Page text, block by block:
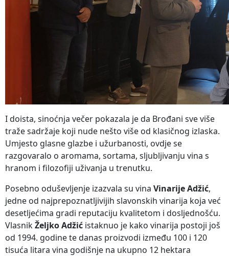
I doista, sinoćnja večer pokazala je da Brođani sve više
traže sadržaje koji nude nešto više od klasičnog izlaska.
Umjesto glasne glazbe i užurbanosti, ovdje se
razgovaralo o aromama, sortama, sljubljivanju vina s
hranom i filozofiji uživanja u trenutku.
Posebno oduševljenje izazvala su vina Vinarije Adžić,
jedne od najprepoznatljivijih slavonskih vinarija koja već
desetljećima gradi reputaciju kvalitetom i dosljednošću.
VlasnikŽeljko Adžić istaknuo je kako vinarija postoji još
od 1994. godine te danas proizvodi između 100 i 120
tisuća litara vina godišnje na ukupno 12 hektara